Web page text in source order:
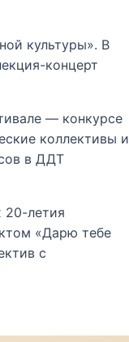
культуры». В
концерт
— конкурсе
коллективы и
в ДДТ
20-летия
«Дарю тебе
с